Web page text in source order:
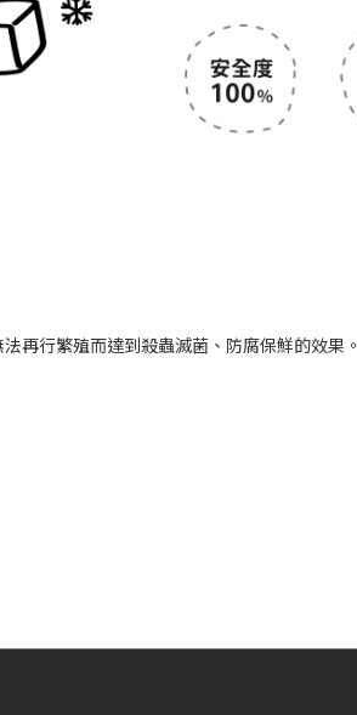
再行繁殖而達到殺蟲滅菌、防腐保鮮的效果。